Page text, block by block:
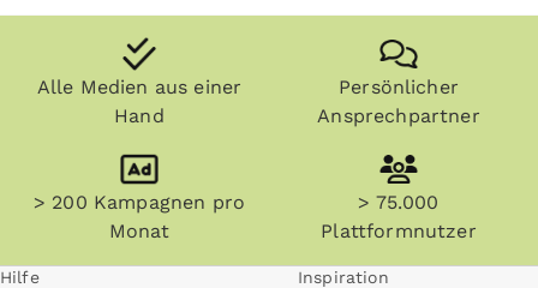
Alle Medien aus einer
Hand
Persönlicher
Ansprechpartner
> 200 Kampagnen pro
Monat
> 75.000
Plattformnutzer
Hilfe Inspiration